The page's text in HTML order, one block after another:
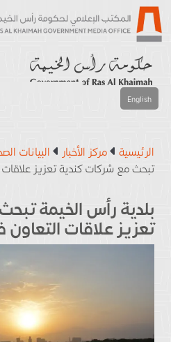
English
الرئيسية مركز الأخبار البيانات
تبحث مع شركات كندية تعزيز
بلدية رأس الخيمة
تعزيز علاقات